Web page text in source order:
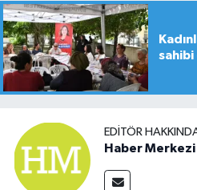
sahibi
EDITÖR
Haber Merkezi